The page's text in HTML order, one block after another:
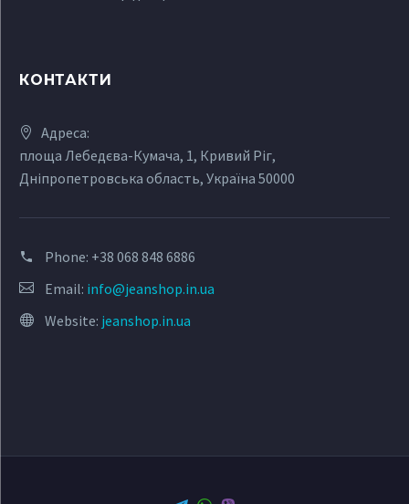
КОНТАКТИ
Адреса:
площа Лебедєва-Кумача, 1, Кривий Ріг,
Дніпропетровська область, Україна 50000
Phone: +38 068 848 6886
Email: info@jeanshop.in.ua
Website: jeanshop.in.ua